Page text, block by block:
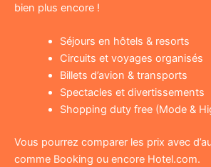
bien plus encore !
Séjours en hôtels & resorts
Circuits et voyages organisés
Billets d’avion & transports
Spectacles et divertissements
Shopping duty free (Mode &
Vous pourrez comparer les prix avec
comme Booking ou encore Hotel.com.